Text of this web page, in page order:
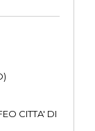
CITTA' DI